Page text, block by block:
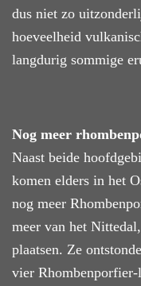
dus niet zo
hoeveelheid
langdurig sommige
Nog meer
Naast beide
komen elders in het
nog meer
meer van het
plaatsen. Ze
vier